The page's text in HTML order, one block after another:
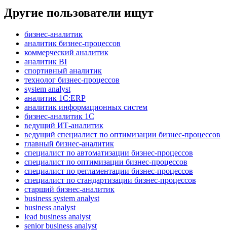
Другие пользователи ищут
бизнес-аналитик
аналитик бизнес-процессов
коммерческий аналитик
аналитик BI
спортивный аналитик
технолог бизнес-процессов
system analyst
аналитик 1С:ERP
аналитик информационных систем
бизнес-аналитик 1С
ведущий ИТ-аналитик
ведущий специалист по оптимизации бизнес-процессов
главный бизнес-аналитик
специалист по автоматизации бизнес-процессов
специалист по оптимизации бизнес-процессов
специалист по регламентации бизнес-процессов
специалист по стандартизации бизнес-процессов
старший бизнес-аналитик
business system analyst
business analyst
lead business analyst
senior business analyst